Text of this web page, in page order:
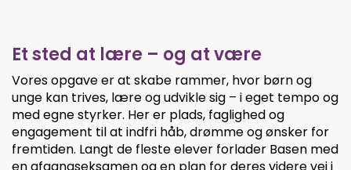
Et sted at lære – og at være
Vores opgave er at skabe rammer, hvor børn og
unge kan trives, lære og udvikle sig – i eget tempo og
med egne styrker. Her er plads, faglighed og
engagement til at indfri håb, drømme og ønsker for
fremtiden. Langt de fleste elever forlader Basen med